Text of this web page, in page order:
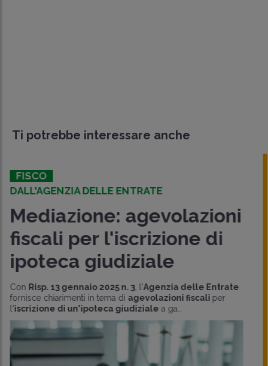
Ti potrebbe interessare anche
SPECIALI
PROCESSO TRIBUTARIO
Mediazione e reclamo:
criticità sulla decorrenza
dell'abrogazione
Nell'ambito di attuazione dellariforma fiscale, il D.Lgs.
220/2023 (decreto sul processo
tributario ) prevede l'abrogazione dell'istituto
del
reclamoe dellam..